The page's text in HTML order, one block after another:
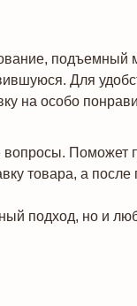
подъемный
Для
на особо
Поможет
товара, а
подход, но и